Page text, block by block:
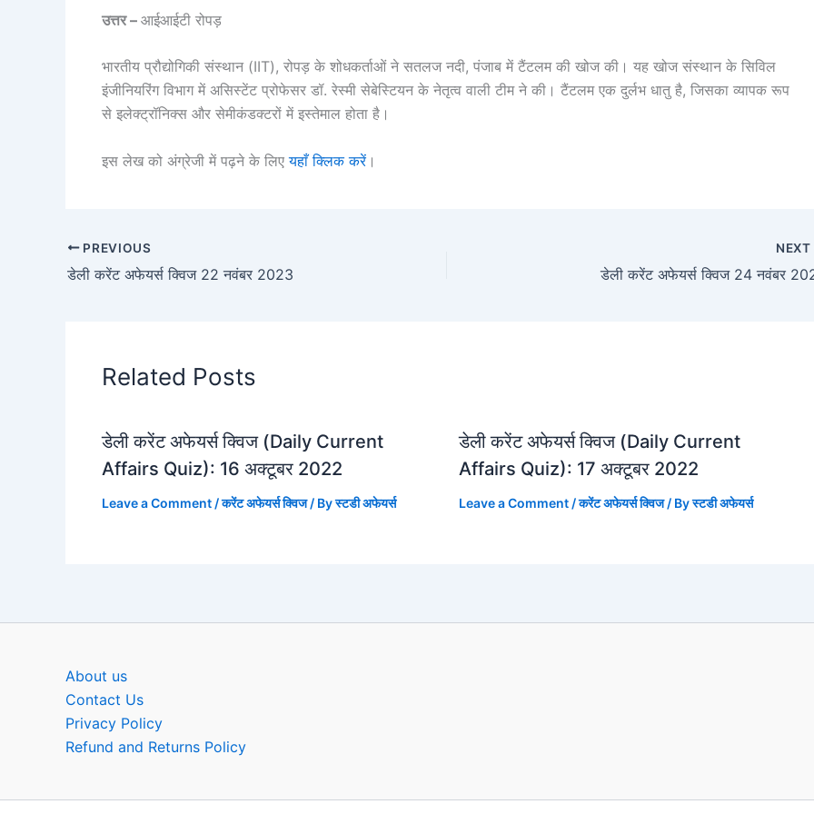
उत्तर – आईआईटी रोपड़
भारतीय प्रौद्योगिकी संस्थान (IIT), रोपड़ के शोधकर्ताओं ने सतलज नदी, पंजाब में टैंटलम की खोज की। यह खोज संस्थान के सिविल
इंजीनियरिंग विभाग में असिस्‍टेंट प्रोफेसर डॉ. रेस्मी सेबेस्टियन के नेतृत्‍व वाली टीम ने की। टैंटलम एक दुर्लभ धातु है, जिसका व्यापक रूप
से इलेक्ट्रॉनिक्स और सेमीकंडक्‍टरों में इस्‍तेमाल होता है।
इस लेख को अंग्रेजी में पढ़ने के लिएयहाँ क्लिक करें।
PREVIOUS
डेली करेंट अफेयर्स क्विज 22 नवंबर 2023
NEXT
डेली करेंट अफेयर्स क्विज 24 नवंबर
Related Posts
डेली करेंट अफेयर्स क्विज (Daily Current
Affairs Quiz): 16 अक्टूबर 2022
Leave a Comment /करेंट अफेयर्स क्विज/ Byस्टडी अफेयर्स
डेली करेंट अफेयर्स क्विज (Daily Current
Affairs Quiz): 17 अक्टूबर 2022
Leave a Comment /करेंट अफेयर्स क्विज/ Byस्टडी अफेयर्स
About us
Contact Us
Privacy Policy
Refund and Returns Policy